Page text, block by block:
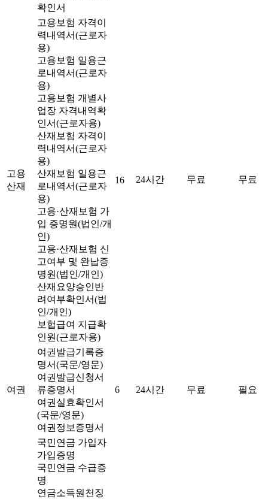
확인서
고용
산재
고용보험 자격이
력내역서(근로자
용)
고용보험 일용근
로내역서(근로자
용)
고용보험 개별사
업장 자격내역확
인서(근로자용)
산재보험 자격이
력내역서(근로자
용)
산재보험 일용근
로내역서(근로자
용)
고용·산재보험 가
입 증명원(법인/개
인)
고용·산재보험 신
고여부 및 완납증
명원(법인/개인)
산재요양승인반
려여부확인서(법
인/개인)
보헙급여 지급확
인원(근로자용)
16 24시간 무료 무료
여권
여권발급기록증
명서(국문/영문)
여권발급신청서
류증명서
여권실효확인서
(국문/영문)
여권정보증명서
6 24시간 무료 필요
국민연금 가입자
가입증명
국민연금 수급증
명
연금소득원천징